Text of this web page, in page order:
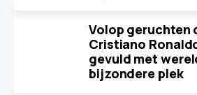
Volop geruchten
Cristiano
gevuld met
bijzondere plek